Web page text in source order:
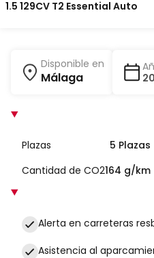
1.5 129CV T2 Essential Auto
Disponible en
Málaga
Plazas 5 Plazas
Cantidad de CO2164 g/km
Alerta en carreteras
Asistencia al